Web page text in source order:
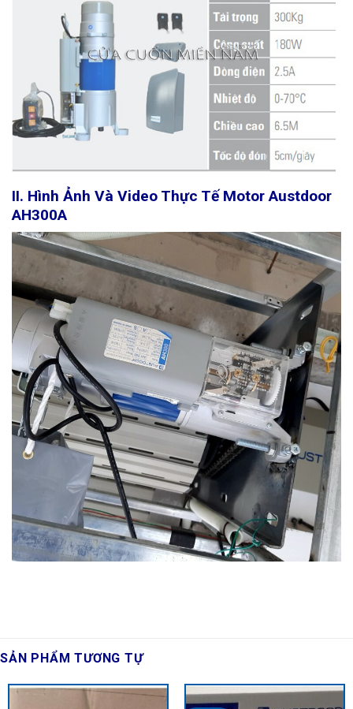
II. Hình Ảnh Và Video Thực Tế Motor Austdoor
AH300A
SẢN PHẨM TƯƠNG TỰ